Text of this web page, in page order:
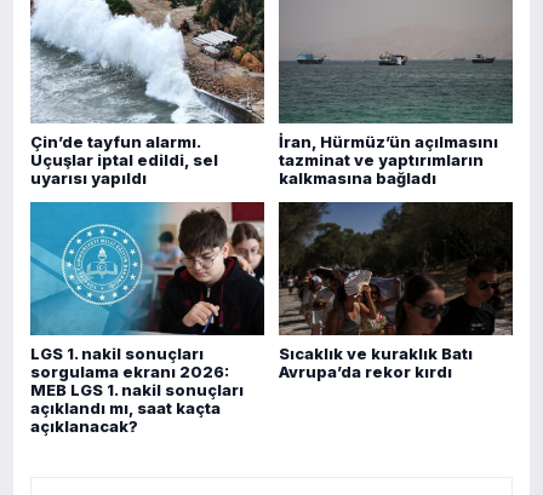
Çin’de tayfun alarmı.
Uçuşlar iptal edildi, sel
uyarısı yapıldı
İran, Hürmüz’ün açılmasını
tazminat ve yaptırımların
kalkmasına bağladı
LGS 1. nakil sonuçları
sorgulama ekranı 2026:
MEB LGS 1. nakil sonuçları
açıklandı mı, saat kaçta
açıklanacak?
Sıcaklık ve kuraklık Batı
Avrupa’da rekor kırdı